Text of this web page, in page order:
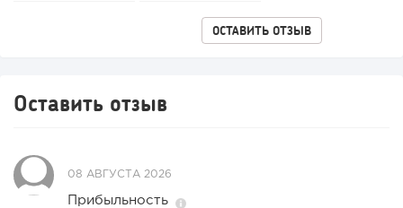
ОСТАВИТЬ ОТЗЫВ
Оставить отзыв
08 АВГУСТА 2026
Прибыльность